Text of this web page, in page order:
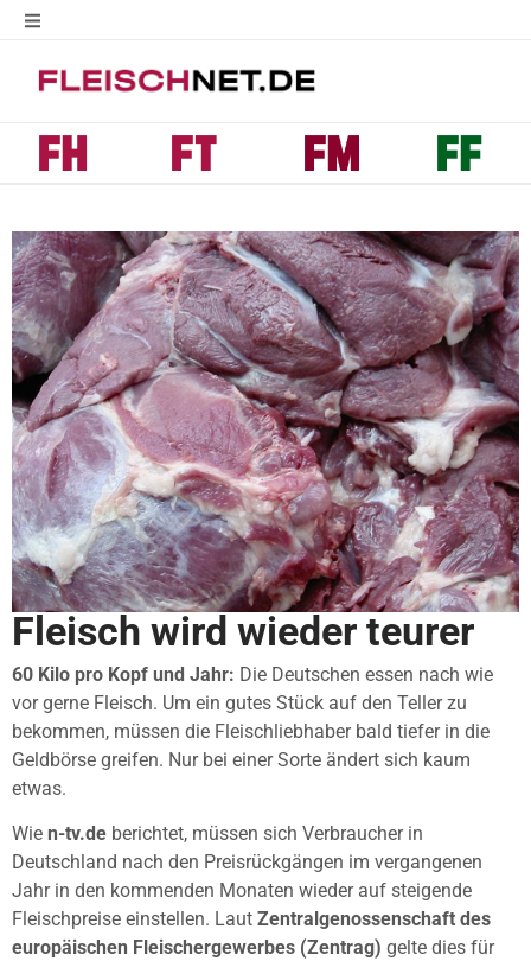
Fleisch wird wieder teurer
60 Kilo pro Kopf und Jahr: Die Deutschen essen nach wie
vor gerne Fleisch. Um ein gutes Stück auf den Teller zu
bekommen, müssen die Fleischliebhaber bald tiefer in die
Geldbörse greifen. Nur bei einer Sorte ändert sich kaum
etwas.
Wie n-tv.de berichtet, müssen sich Verbraucher in
Deutschland nach den Preisrückgängen im vergangenen
Jahr in den kommenden Monaten wieder auf steigende
Fleischpreise einstellen. Laut Zentralgenossenschaft des
europäischen Fleischergewerbes (Zentrag) gelte dies für